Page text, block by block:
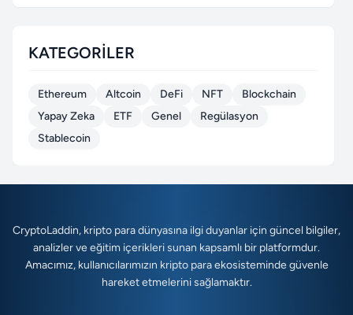
KATEGORILER
Ethereum Altcoin DeFi NFT
Blockchain
Yapay Zeka
ETF Genel
Regülasyon
Stablecoin
CryptoLaddin, kripto para dünyasına ilgi duyanlar için güncel bilgiler,
analizler ve eğitim içerikleri sunan kapsamlı bir platformdur.
Amacımız, kullanıcılarımızın kripto para ekosisteminde güvenle
hareket etmelerini sağlamaktır.